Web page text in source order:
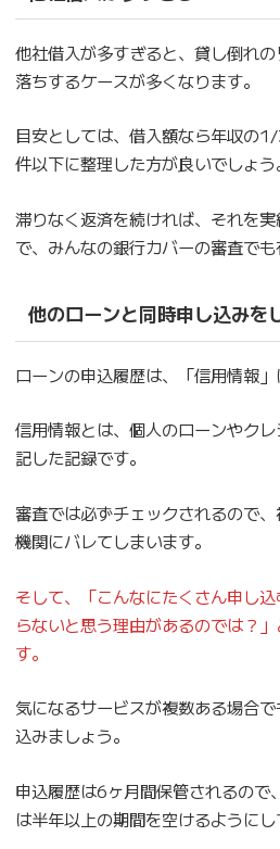
他社借入が多すぎると、貸し倒れ
落ちするケースが多くなります。
目安としては、借入額なら年収の
件以下に整理した方が良いでしょう
滞りなく返済を続ければ、それを
で、みんなの銀行カバーの審査でも
他のローンと同時申し込みを
ローンの申込履歴は、「信用情報」
信用情報とは、個人のローンやク
記した記録です。
審査では必ずチェックされるので
機関にバレてしまいます。
そして、「こんなにたくさん申し
らないと思う理由があるのでは？
す。
気になるサービスが複数ある場合
込みましょう。
申込履歴は6ヶ月間保管されるので
は半年以上の期間を空けるようにし